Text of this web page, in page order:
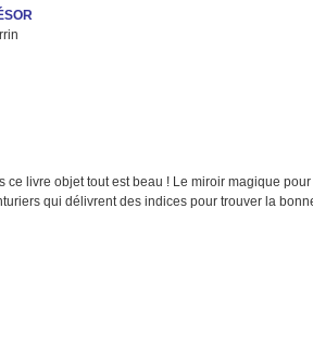
ce livre objet tout est beau ! Le miroir magique
qui délivrent des indices pour trouver la